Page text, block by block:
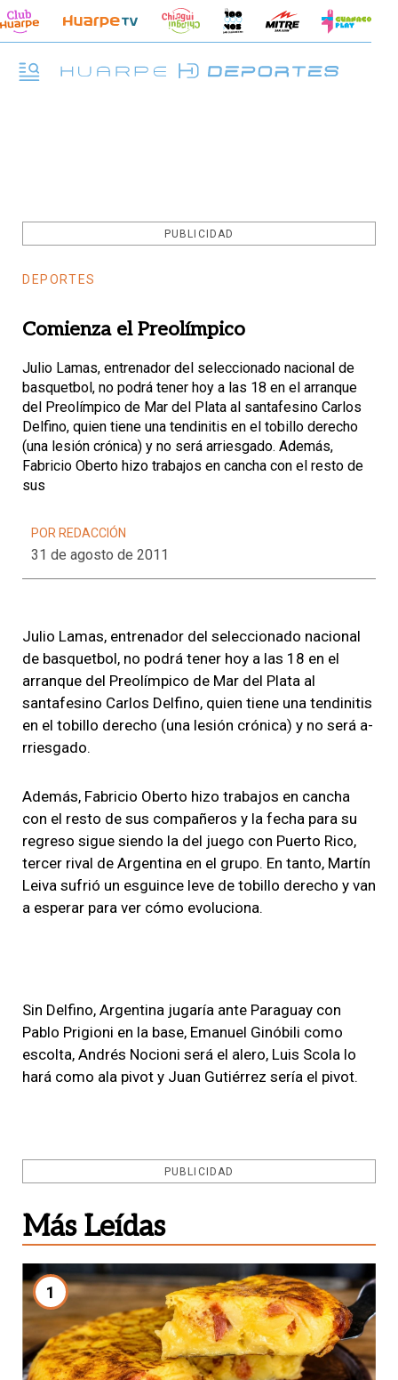
PUBLICIDAD
DEPORTES
Comienza el Preolímpico
Julio Lamas, entrenador del se­leccionado nacional de
basquetbol, no podrá tener hoy a las 18 en el arranque
del Preolímpico de Mar del Plata al santafesino Carlos
Del­fino, quien tiene una tendinitis en el tobillo derecho
(una lesión crónica) y no será a­rriesgado. Además,
Fabricio Oberto hizo trabajos en cancha con el resto de
sus
POR REDACCIÓN
31 de agosto de 2011
Julio Lamas, entrenador del se­leccionado nacional
de basquetbol, no podrá tener hoy a las 18 en el
arranque del Preolímpico de Mar del Plata al
santafesino Carlos Del­fino, quien tiene una tendinitis
en el tobillo derecho (una lesión crónica) y no será a­
rriesgado.
Además, Fabricio Oberto hizo trabajos en cancha
con el resto de sus compañeros y la fecha para su
regreso sigue siendo la del juego con Puer­to Rico,
tercer rival de Argen­tina en el grupo. En tanto, Martín
Leiva sufrió un esguince leve de tobillo derecho y van
a esperar para ver cómo evoluciona.
Sin Delfino, Argentina jugaría ante Paraguay con
Pablo Pri­gioni en la base, Emanuel Gi­nóbili como
escolta, Andrés No­cioni será el alero, Luis Sco­la lo
hará como ala pivot y Juan Gutiérrez sería el pivot.
PUBLICIDAD
Más Leídas
1